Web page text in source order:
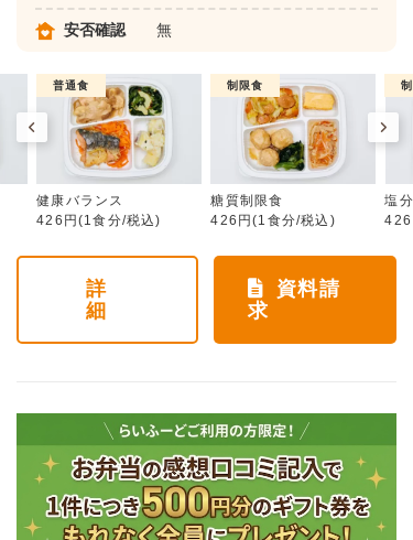
安否確認 無
普通食
健康バランス
426円(1食分/税込)
制限食
糖質制限食
426円(1食分/税込)
塩
詳
細
資料請
求